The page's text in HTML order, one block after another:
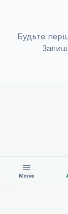
menu
Меню
Будьте